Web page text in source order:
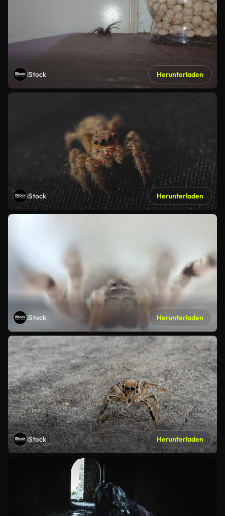
iStock Herunterladen
iStock Herunterladen
iStock Herunterladen
iStock Herunterladen